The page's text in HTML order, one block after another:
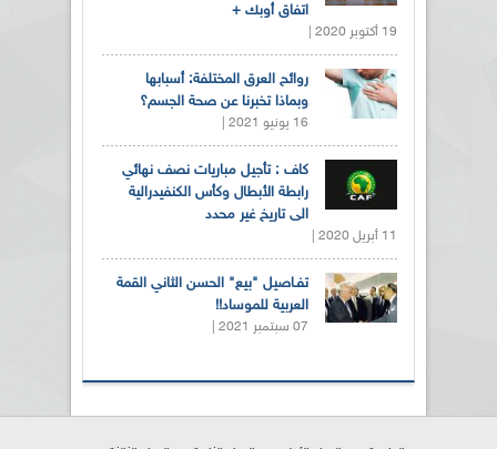
اتفاق أوبك +
19 أكتوبر 2020 |
روائح العرق المختلفة: أسبابها
وبماذا تخبرنا عن صحة الجسم؟
16 يونيو 2021 |
كاف : تأجيل مباريات نصف نهائي
رابطة الأبطال وكأس الكنفيدرالية
الى تاريخ غير محدد
11 أبريل 2020 |
تفـاصيل "بيع" الحسن الثاني القمة
العربية للموساد!!
07 سبتمبر 2021 |